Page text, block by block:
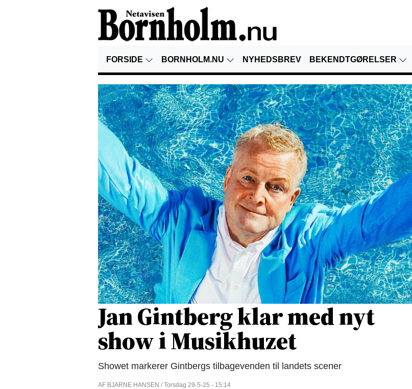
FORSIDE BORNHOLM.NU NYHEDSBREV BEKENDTGØRELSER
Jan Gintberg klar med nyt
show i Musikhuzet
Showet markerer Gintbergs tilbagevenden til landets scener
AF BJARNE HANSEN / Torsdag 29-5-25 - 15:14